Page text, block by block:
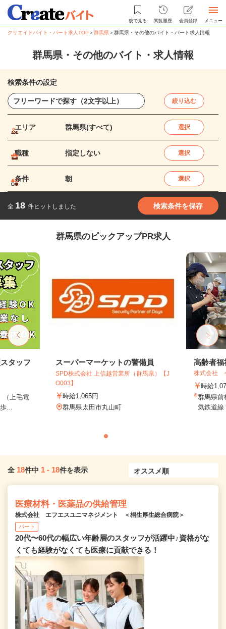
後で見る 閲覧履歴 会員登録 メニュー
クリエイトバイト・パート求人TOP ＞群馬県＞群馬県・その他のバイト・パート求人情報
群馬県・その他のバイト・求人情報
検索条件の設定
絞り込む
エリア 群馬県(すべて) 選択
職種 指定しない 選択
条件 朝 選択
全 18 件ヒットしました 検索条件を保存
群馬県のピックアップPR求人
タッフ
（上毛電
...
スーパーマーケットの警備員
SPD株式会社 上信越営業所（群馬県）【J
O003】
時給1,065円
群馬県太田市丸山町
高齢者福
株式会社
時給
群馬県
気鉄道線
全 18件中 1 - 18件を表示
医療材料・医薬品の供給管理
株式会社 エフエスユニマネジメント ＜桐生厚生総合病院＞
パート
20代〜60代の幅広い年齢層のスタッフが活躍中♪資格がな
くても経験がなくても医療に貢献できる！